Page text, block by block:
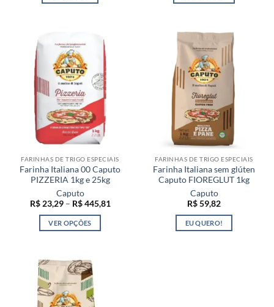
tem
várias
variantes.
As
opções
podem
ser
escolhidas
na
página
do
produto
FARINHAS DE TRIGO ESPECIAIS
Farinha Italiana 00 Caputo
PIZZERIA 1kg e 25kg
Caputo
R$23,29 – R$445,81Faixa
VER OPÇÕES
tem
várias
variantes.
As
FARINHAS DE TRIGO ESPECIAIS
Farinha Italiana sem glúten
Caputo FIOREGLUT 1kg
Caputo
R$59,82
EU QUERO!